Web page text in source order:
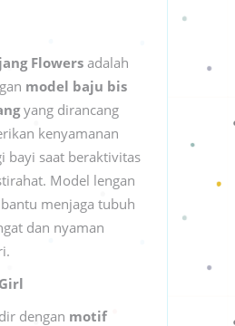
Flowers adalah
model baju bis
yang dirancang
kenyamanan
bayi saat beraktivitas
Model lengan
menjaga tubuh
dan nyaman
dengan motif